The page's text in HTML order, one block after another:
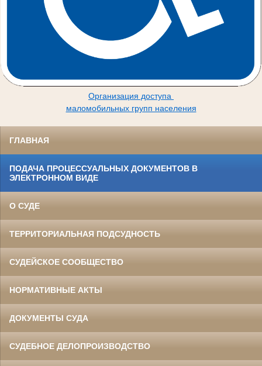
Организация доступа
маломобильных групп населения
ГЛАВНАЯ
ПОДАЧА ПРОЦЕССУАЛЬНЫХ ДОКУМЕНТОВ В
ЭЛЕКТРОННОМ ВИДЕ
О СУДЕ
ТЕРРИТОРИАЛЬНАЯ ПОДСУДНОСТЬ
СУДЕЙСКОЕ СООБЩЕСТВО
НОРМАТИВНЫЕ АКТЫ
ДОКУМЕНТЫ СУДА
СУДЕБНОЕ ДЕЛОПРОИЗВОДСТВО